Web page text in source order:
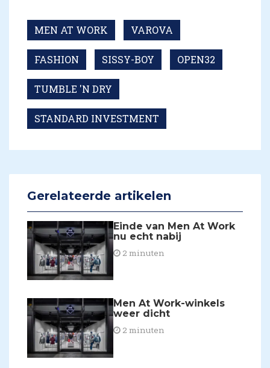
MEN AT WORK VAROVA
FASHION SISSY-BOY OPEN32
TUMBLE 'N DRY
STANDARD INVESTMENT
Gerelateerde artikelen
Einde van Men At Work
nu echt nabij
2 minuten
Men At Work-winkels
weer dicht
2 minuten